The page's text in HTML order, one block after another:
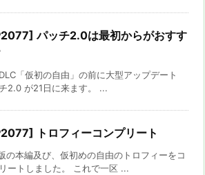
パッチ2.0は最初からがおすす
「仮初の自由」の前に大型アップデート
2.0 が21日に来ます。 ...
トロフィーコンプリート
の本編及び、仮初めの自由のトロフィーをコ
ートしました。 これで一区 ...